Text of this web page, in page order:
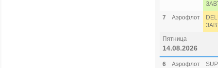
7
Аэрофлот
Пятница
14.08.2026
6 Аэрофлот